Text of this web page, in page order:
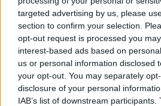
targeted advertising by us, please
section to confirm your selection.
opt-out request is processed you
interest-based ads based on
us or personal information disclosed
your opt-out. You may separately
disclosure of your personal
IAB’s list of downstream